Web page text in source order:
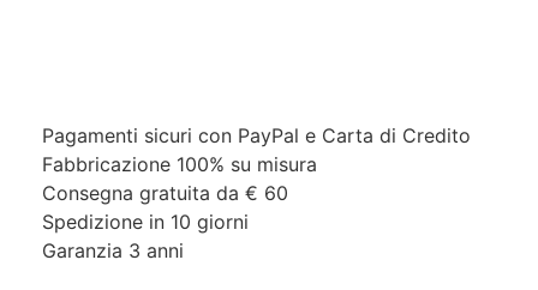
Pagamenti sicuri con PayPal e Carta di Credito​
Fabbricazione 100% su misura
Consegna gratuita da € 60
Spedizione in 10 giorni
Garanzia 3 anni